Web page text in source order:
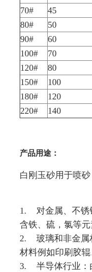
70#
45
80#
50
90#
60
100#
70
120#
80
150#
100
180#
120
220#
140
产品用途：
白刚玉砂用于喷
1. 对金属、不锈
含铁、硫，氯等
2. 玻璃和非金属
材料例如印刷胶
3. 半导体行业：